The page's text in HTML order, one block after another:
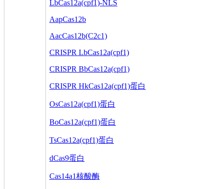
LbCas12a(cpf1)-NLS
AapCas12b
AacCas12b(C2c1)
CRISPR LbCas12a(cpf1)
CRISPR BbCas12a(cpf1)
CRISPR HkCas12a(cpf1)蛋白
OsCas12a(cpf1)蛋白
BoCas12a(cpf1)蛋白
TsCas12a(cpf1)蛋白
dCas9蛋白
Cas14a1核酸酶